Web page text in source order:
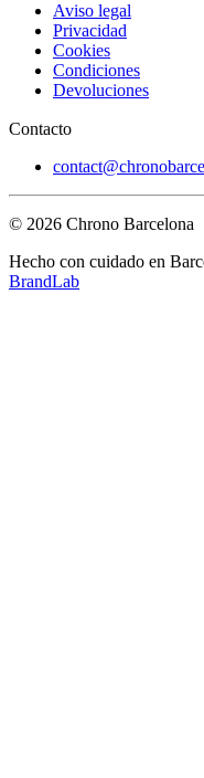
Aviso legal
Privacidad
Cookies
Condiciones
Devoluciones
Contacto
© 2026 Chrono Barcelona
Hecho con cuidado en
BrandLab